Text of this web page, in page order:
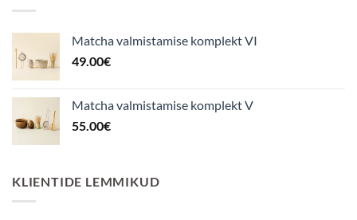
Matcha valmistamise komplekt VI
49.00€
Matcha valmistamise komplekt V
55.00€
KLIENTIDE LEMMIKUD